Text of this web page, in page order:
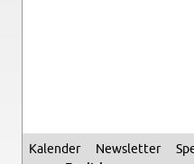
Kalen­der Newslet­ter